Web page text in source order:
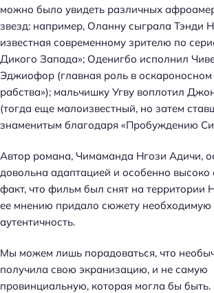
можно было увидеть различных
звезд: например, Оланну сыграла Тэнди
известная современному зрителю по
Дикого Запада»; Оденигбо исполнил
Эджиофор (главная роль в оскароносном
рабства»); мальчишку Угву воплотил
(тогда еще малоизвестный, но затем
знаменитым благодаря «Пробуждению
Автор романа, Чимаманда Нгози Адичи,
довольна адаптацией и особенно высоко
факт, что фильм был снят на территории
ее мнению придало сюжету необходимую
аутентичность.
Мы можем лишь порадоваться, что
получила свою экранизацию, и не самую
провинциальную, которая могла бы